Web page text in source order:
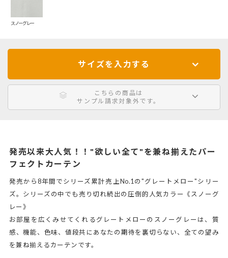
スノーグレー
サイズを入力する
こちらの商品は
サンプル請求対象外です。
発売以来大人気！！"欲しい全て"を兼ね揃えたパー
フェクトカーテン
発売から8年間でシリーズ累計売上No.1の"グレートメロー"シリー
ズ。シリーズの中でも売り切れ続出の圧倒的人気カラー《スノーグ
レー》
お部屋を広くみせてくれるグレートメローのスノーグレーは、質
感、機能、色味、値段共にあなたの期待を裏切らない、全ての望み
を兼ね揃えるカーテンです。